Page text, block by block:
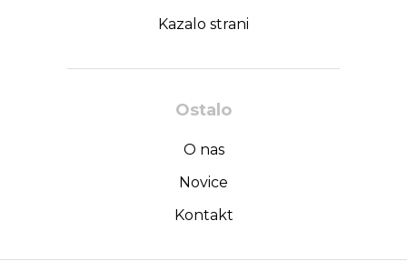
Kazalo strani
Ostalo
O nas
Novice
Kontakt